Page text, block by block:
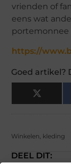
vrienden of
eens wat
https://
Goed artikel?
X
Winkelen, kleding
DEEL DIT: